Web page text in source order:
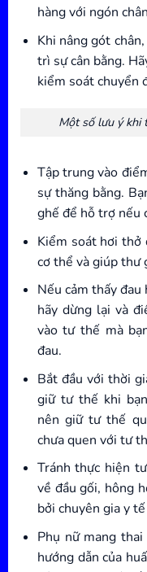
hàng với ngón
Khi nâng gót
trì sự cân bằng.
kiểm soát chuyển
Một số lưu ý khi
Tập trung vào
sự thăng bằng.
ghế để hỗ trợ nếu
Kiểm soát hơi thở
cơ thể và giúp thư
Nếu cảm thấy đau
hãy dừng lại và
vào tư thế mà
đau.
Bắt đầu với thời
giữ tư thế khi
nên giữ tư thế
chưa quen với tư
Tránh thực hiện
về đầu gối, hông
bởi chuyên gia y
Phụ nữ mang
hướng dẫn của